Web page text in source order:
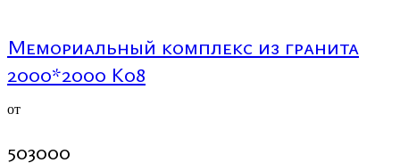
Мемориальный комплекс из гранита
2000*2000 К08
от
503000